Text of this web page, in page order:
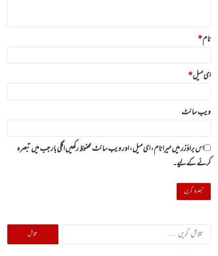
نام*
ای میل*
ویب‌ سائٹ
اس براؤزر میں میرا نام، ای میل، اور ویب سائٹ محفوظ رکھیں اگلی بار جب میں تبصرہ
کرنے کےلیے۔
تلاش
کریں